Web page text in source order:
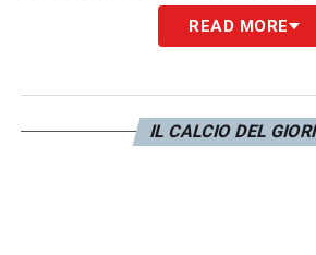
brava a stare lì, approfittare
positivi. La concretezza la
gioco no. Serata non facile
READ MORE
IL CALCIO DEL